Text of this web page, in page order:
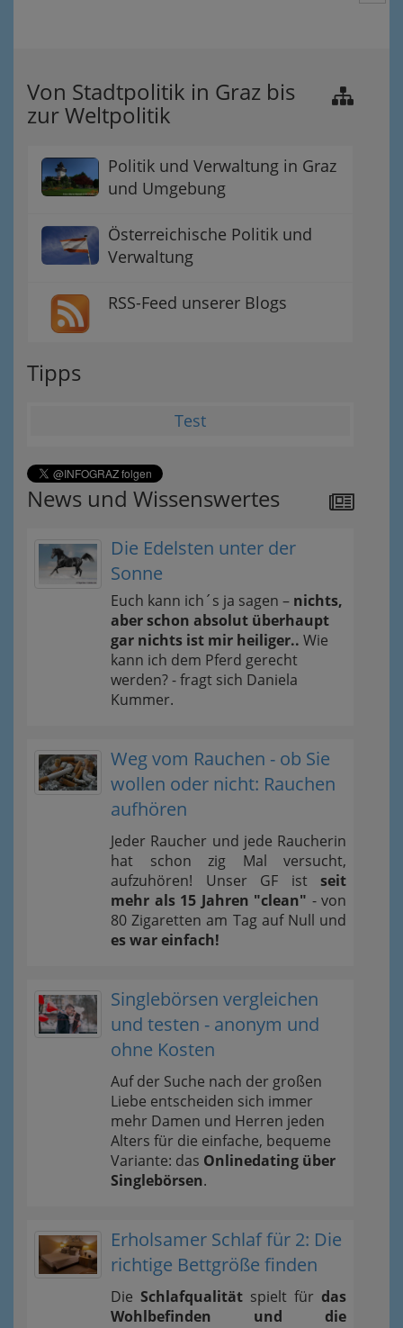
Von Stadtpolitik in Graz bis
zur Weltpolitik
Politik und Verwaltung in Graz
und Umgebung
Österreichische Politik und
Verwaltung
RSS-Feed unserer Blogs
Tipps
Test
News und Wissenswertes
Die Edelsten unter der
Sonne
Euch kann ich´s ja sagen – nichts,
aber schon absolut überhaupt
gar nichts ist mir heiliger.. Wie
kann ich dem Pferd gerecht
werden? - fragt sich Daniela
Kummer.
Weg vom Rauchen - ob Sie
wollen oder nicht: Rauchen
aufhören
Jeder Raucher und jede Raucherin
hat schon zig Mal versucht,
aufzuhören! Unser GF ist seit
mehr als 15 Jahren "clean" - von
80 Zigaretten am Tag auf Null und
es war einfach!
Singlebörsen vergleichen
und testen - anonym und
ohne Kosten
Auf der Suche nach der großen
Liebe entscheiden sich immer
mehr Damen und Herren jeden
Alters für die einfache, bequeme
Variante: das Onlinedating über
Singlebörsen.
Erholsamer Schlaf für 2: Die
richtige Bettgröße finden
Die Schlafqualität spielt für das
Wohlbefinden und die